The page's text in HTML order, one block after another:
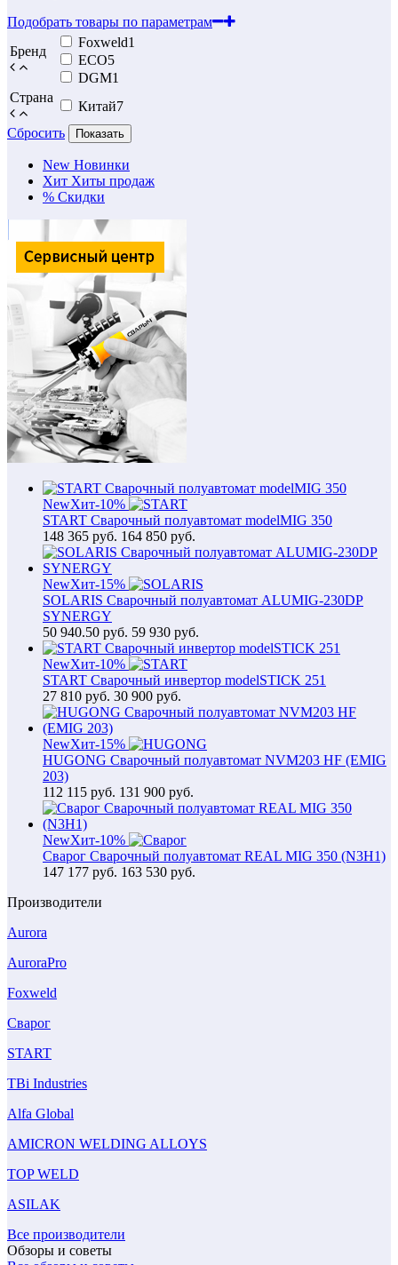
Подобрать товары по параметрам
Бренд
Foxweld1
ECO5
DGM1
Страна
Китай7
Сбросить
Показать
New Новинки
Хит Хиты продаж
% Скидки
NewХит-10%
START Сварочный полуавтомат modelMIG 350
148 365 руб. 164 850 руб.
NewХит-15%
SOLARIS Сварочный полуавтомат ALUMIG-230DP
SYNERGY
50 940.50 руб. 59 930 руб.
NewХит-10%
START Сварочный инвертор modelSTICK 251
27 810 руб. 30 900 руб.
NewХит-15%
HUGONG Сварочный полуавтомат NVM203 HF (EMIG
203)
112 115 руб. 131 900 руб.
NewХит-10%
Сварог Сварочный полуавтомат REAL MIG 350 (N3H1)
147 177 руб. 163 530 руб.
Производители
Aurora
AuroraPro
Foxweld
Сварог
START
TBi Industries
Alfa Global
AMICRON WELDING ALLOYS
TOP WELD
ASILAK
Все производители
Обзоры и советы